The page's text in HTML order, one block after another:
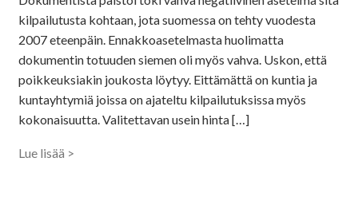
kilpailutusta kohtaan, jota suomessa on tehty vuodesta
2007 eteenpäin. Ennakkoasetelmasta huolimatta
dokumentin totuuden siemen oli myös vahva. Uskon, että
poikkeuksiakin joukosta löytyy. Eittämättä on kuntia ja
kuntayhtymiä joissa on ajateltu kilpailutuksissa myös
kokonaisuutta. Valitettavan usein hinta […]
Lue lisää >